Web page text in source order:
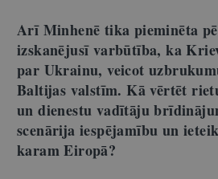
Arī Minhenē tika pieminēta
izskanējusī varbūtība, ka
par Ukrainu, veicot
Baltijas valstīm. Kā vērtēt
un dienestu vadītāju
scenārija iespējamību un
karam Eiropā?